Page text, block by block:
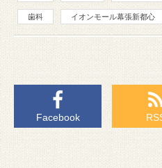
歯科 イオンモール幕張新都心
Facebook